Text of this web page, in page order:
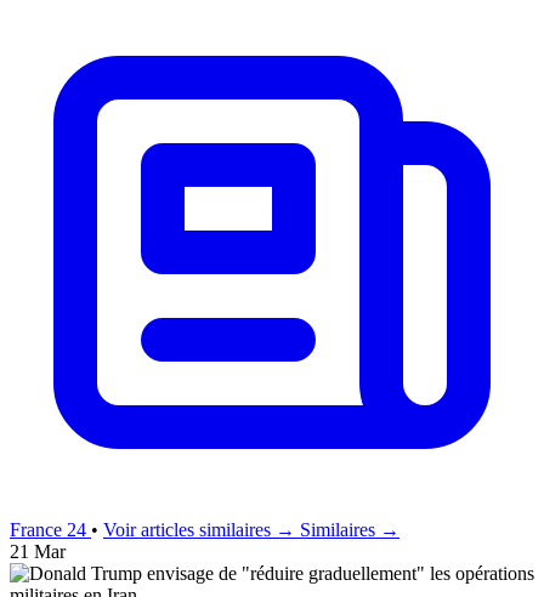
France 24 • Voir articles similaires → Similaires →
21 Mar